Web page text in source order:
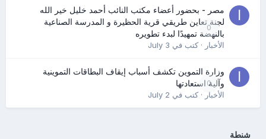
0
مصر - بحضور أعضاء مكتب النائب أحمد خليل خير الله
لجنة تعاين طريقي قرية الحظيرة و المدرسة الصناعية
بالنهضة تمهيدًا لبدء تطويره
الأخبار· كتب في July 3
0
وزارة التموين تكشف أسباب إيقاف البطاقات التموينية
وآلية استعادتها
الأخبار· كتب في July 2
شنطة